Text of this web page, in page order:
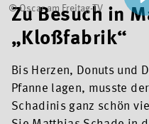
© Oscar am Freitag-TV
Zu Besuch in
„Kloßfabrik“
Bis Herzen, Donuts und
Pfanne lagen, musste
Schadinis ganz schön